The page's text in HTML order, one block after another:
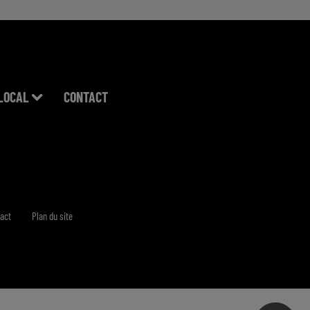
CONTACT
Plan du site